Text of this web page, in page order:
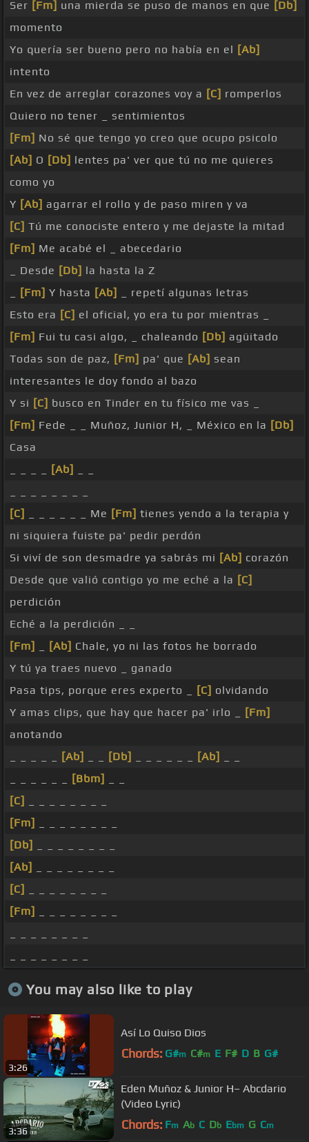
Ser [Fm] una mierda se puso de manos en que [Db]
momento
Yo quería ser bueno pero no había en el [Ab]
intento
En vez de arreglar corazones voy a [C] romperlos
Quiero no tener _ sentimientos
[Fm] No sé que tengo yo creo que ocupo psicolo
[Ab] O [Db] lentes pa' ver que tú no me quieres
como yo
Y [Ab] agarrar el rollo y de paso miren y va
[C] Tú me conociste entero y me dejaste la mitad
[Fm] Me acabé el _ abecedario
_ Desde [Db] la hasta la Z
[Fm] Y hasta [Ab]
_ repetí algunas letras
Esto era [C] el oficial, yo era tu por mientras _
[Fm] Fui tu casi algo, _ chaleando [Db] agüitado
Todas son de paz, [Fm] pa' que [Ab] sean
interesantes le doy fondo al bazo
Y si [C] busco en Tinder en tu físico me vas _
[Fm] Fede _ _ Muñoz, Junior H, _ México en la [Db]
Casa
[Ab]
[C]
_ _ _ _ _ _ Me [Fm] tienes yendo a la terapia y
ni siquiera fuiste pa' pedir perdón
Si viví de son desmadre ya sabrás mi [Ab] corazón
Desde que valió contigo yo me eché a la [C]
perdición
Eché a la perdición _ _
[Fm]
[Ab] Chale, yo ni las fotos he borrado
Y tú ya traes nuevo _ ganado
Pasa tips, porque eres experto _
[C] olvidando
Y amas clips, que hay que hacer pa' irlo _
[Fm]
anotando
[Ab] [Db] [Ab]
[Bbm]
[C]
[Fm]
[Db]
[Ab]
[C]
[Fm]
You may also like to play
3:26
Así Lo Quiso Dios
Chords: G#m C#m E F# D B G#
3:36
Eden Muñoz & Junior H– Abcdario
(Video Lyric)
Chords: Fm Ab C Db Ebm G Cm